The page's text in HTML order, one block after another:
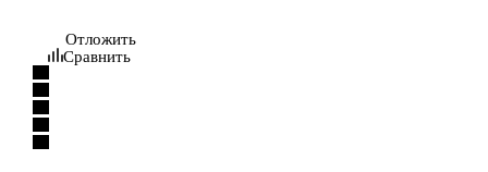
Отложить
Сравнить